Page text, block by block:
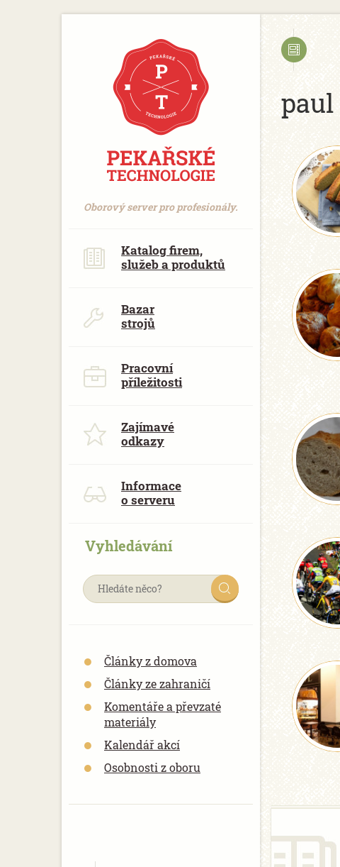
https://www.traditionrolex.com/18
Oborový server pro profesionály.
Katalog firem,
služeb a produktů
Bazar
strojů
Pracovní
příležitosti
Zajímavé
odkazy
Informace
o serveru
Vyhledávání
Články z domova
Články ze zahraničí
Komentáře a převzaté
materiály
Kalendář akcí
Osobnosti z oboru
paul